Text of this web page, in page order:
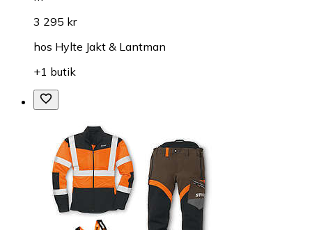
3 295 kr
hos Hylte Jakt & Lantman
+1 butik